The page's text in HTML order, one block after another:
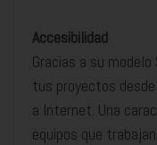
Accesibilidad
Gracias a su
tus proyectos
a Internet. Una
equipos que